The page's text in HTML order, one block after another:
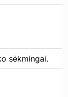
sėkmingai.